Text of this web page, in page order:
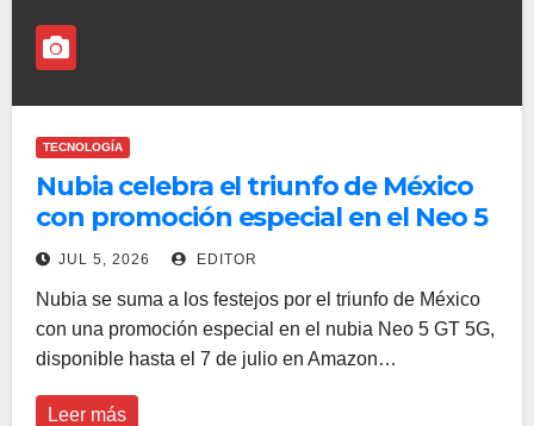
TECNOLOGÍA
Nubia celebra el triunfo de México
con promoción especial en el Neo 5
GTJUL 5, 2026 EDITOR
Nubia se suma a los festejos por el triunfo de México
con una promoción especial en el nubia Neo 5 GT 5G,
disponible hasta el 7 de julio en Amazon…
Leer más